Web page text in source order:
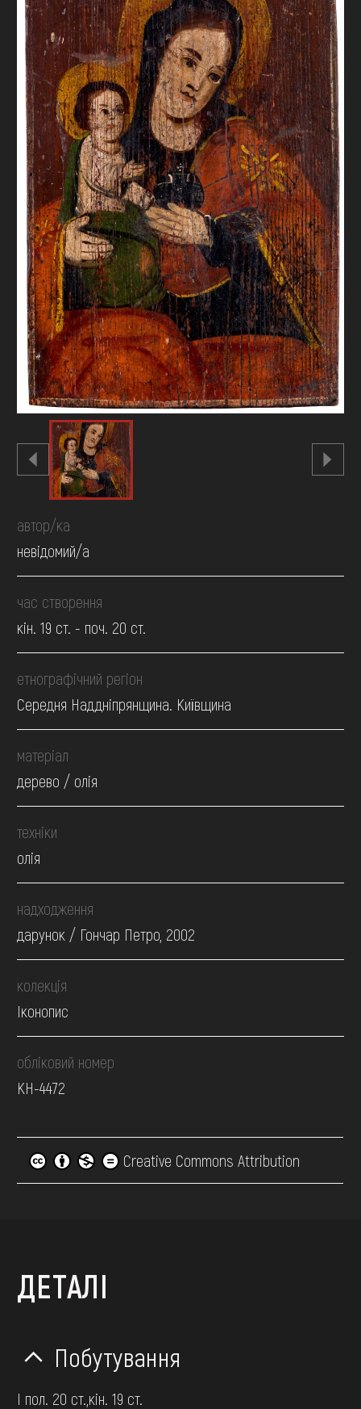
ОНЛАЙН-КРАМНИЦЯ
ПІДТРИМАТИ
автор/ка
невідомий/а
час створення
кін. 19 ст. - поч. 20 ст.
етнографічний регіон
Середня Наддніпрянщина. Київщина
матеріал
дерево / олія
техніки
олія
надходження
дарунок / Гончар Петро, 2002
колекція
Іконопис
обліковий номер
КН-4472
Creative Commons Attribution
ДЕТАЛІ
Побутування
І пол. 20 ст.,кін. 19 ст.